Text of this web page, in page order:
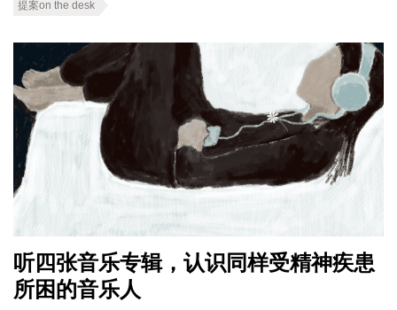
提案on the desk
听四张音乐专辑，认识同样受精神疾患
所困的音乐人